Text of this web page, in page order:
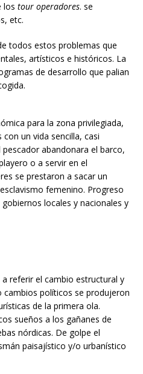
los tour operadores. se
etc.
todos estos problemas que
artísticos e históricos. La
de desarrollo que palian
para la zona privilegiada,
un vida sencilla, casi
abandonara el barco,
o a servir en el
se prestaron a sacar un
femenino. Progreso
locales y nacionales y
referir el cambio estructural y
políticos se produjeron
de la primera ola.
sueños a los gañanes de
nórdicas. De golpe el
paisajístico y/o urbanístico